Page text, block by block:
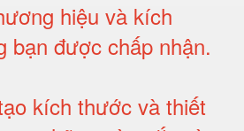
hiệu và kích
bạn được chấp nhận.
kích thước và thiết